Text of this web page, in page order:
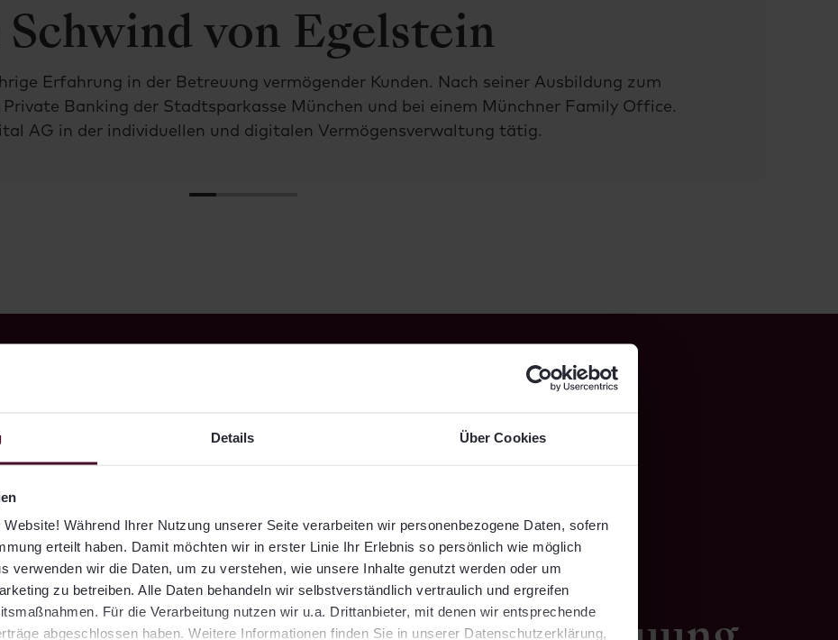
Details Über Cookies
Während Ihrer Nutzung unserer Seite verarbeiten wir personenbezogene Daten, sofern
erteilt haben. Damit möchten wir in erster Linie Ihr Erlebnis so persönlich wie möglich
verwenden wir die Daten, um zu verstehen, wie unsere Inhalte genutzt werden oder um
zu betreiben. Alle Daten behandeln wir selbstverständlich vertraulich und ergreifen
Für die Verarbeitung nutzen wir u.a. Drittanbieter, mit denen wir entsprechende
abgeschlossen haben. Weitere Informationen finden Sie in unserer Datenschutzerklärung,
von Egelstein
Erfahrung in der Betreuung vermögender Kunden. Nach seiner Ausbildung zum
Banking der Stadtsparkasse München und bei einem Münchner Family Office.
AG in der individuellen und digitalen Vermögensverwaltung tätig.
zeigt, dass sich digitale
und